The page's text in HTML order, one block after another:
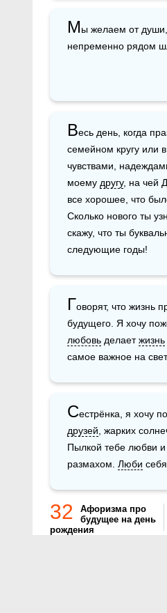
Мы желаем от
непременно рядом
Весь день, когда
семейном кругу или
чувствами,
моему другу, на чей
все хорошее, что
Сколько нового ты
скажу, что ты
следующие годы!
Говорят, что жизнь
будущего. Я хочу
любовь делает жизнь
самое важное на
Сестрёнка, я хочу
друзей , жарких
Пылкой тебе любви и
размахом. Люби
32
Афоризма про
будущее на день
рождения